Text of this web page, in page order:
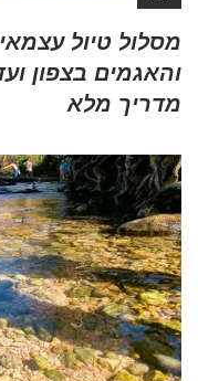
מסלול טיול
והאגמים בצפון
מדריך מלא